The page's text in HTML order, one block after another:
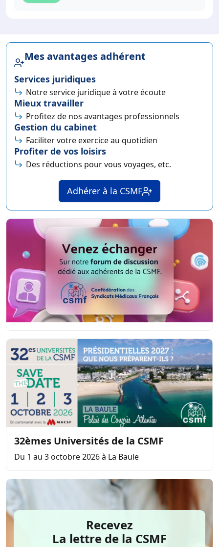
Mes avantages adhérent
Services juridiques
Notre service juridique à votre écoute
Mieux travailler
Profitez de nos avantages professionnels
Gestion du cabinet
Faciliter votre exercice au quotidien
Profiter de vos loisirs
Des réductions pour vous voyages, etc.
Adhérer à la CSMF
32èmes Universités de la CSMF
Du 1 au 3 octobre 2026 à La Baule
Recevez
La lettre de la CSMF